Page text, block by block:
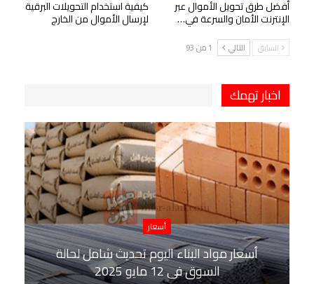
أفضل طرق تحويل الأموال عبر
الإنترنت الأمان والسرعة في…
كيفية استخدام التحويلات البرقية
لإرسال الأموال من الخارج
السابق التالي 1 من 93
اخبار تهمك
أسعار
أسعار مواد البناء اليوم تحديث شامل لحالة
السوق في 12 مايو 2025